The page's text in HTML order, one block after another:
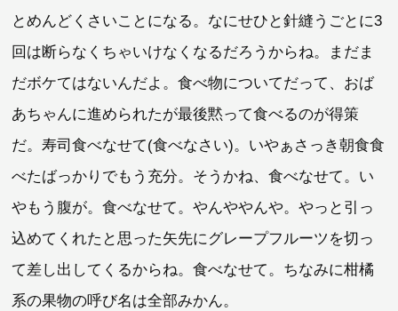
とめんどくさいことになる。なにせひと針縫うごとに3
回は断らなくちゃいけなくなるだろうからね。まだま
だボケてはないんだよ。食べ物についてだって、おば
あちゃんに進められたが最後黙って食べるのが得策
だ。寿司食べなせて(食べなさい)。いやぁさっき朝食食
べたばっかりでもう充分。そうかね、食べなせて。い
やもう腹が。食べなせて。やんややんや。やっと引っ
込めてくれたと思った矢先にグレープフルーツを切っ
て差し出してくるからね。食べなせて。ちなみに柑橘
系の果物の呼び名は全部みかん。